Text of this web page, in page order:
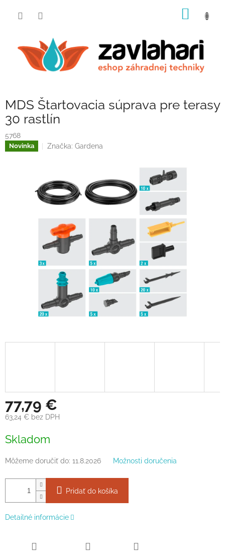
MDS Štartovacia súprava pre terasy
30 rastlín
5768
Novinka Značka: Gardena
77,79 €
63,24 € bez DPH
cena:
Skladom
Môžeme doručiť do: 11.8.2026 Možnosti doručenia
Pridať do košíka
Detailné informácie